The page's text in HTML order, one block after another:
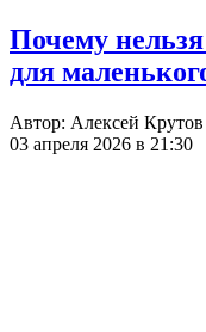
Почему нельзя
для
Автор: Алексей Крутов
03 апреля 2026 в 21:30